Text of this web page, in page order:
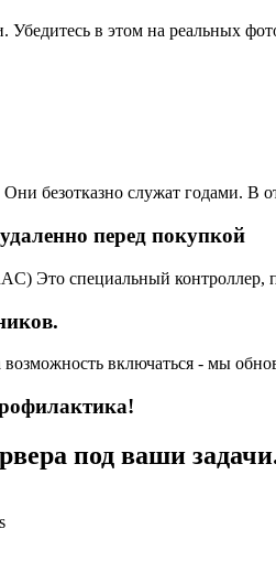
Убедитесь в этом на реальных
безотказно служат годами. В
перед покупкой
Это специальный контроллер,
включаться - мы
под ваши